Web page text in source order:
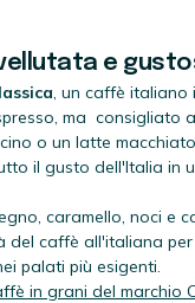
e
, un caffè italiano
ma consigliato
o un latte
il gusto dell'Italia in
caramello, noci e
del caffè all'italiana per
palati più esigenti.
in grani del marchio